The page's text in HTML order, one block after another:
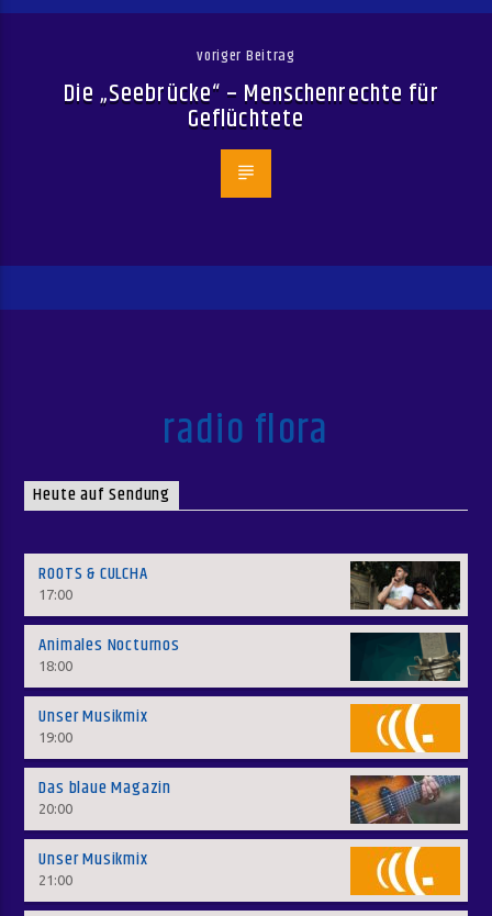
voriger Beitrag
Die „Seebrücke“ – Menschenrechte für
Geflüchtete
radio flora
Heute auf Sendung
ROOTS & CULCHA
17:00
Animales Nocturnos
18:00
Unser Musikmix
19:00
Das blaue Magazin
20:00
Unser Musikmix
21:00